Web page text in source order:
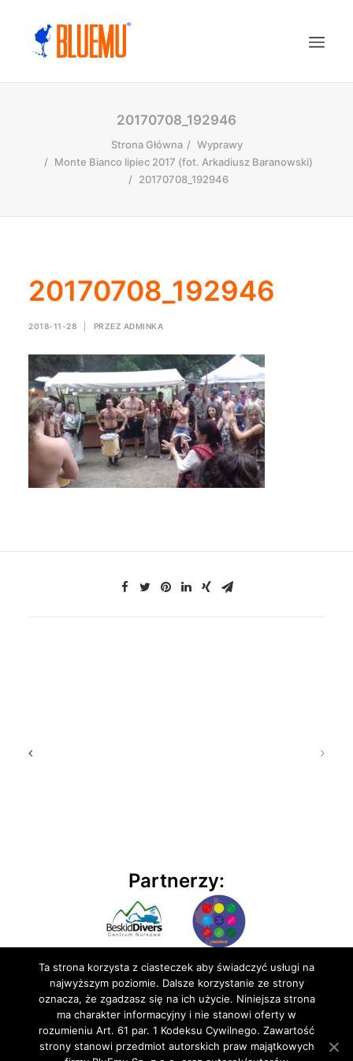
20170708_192946
Strona Główna
Wyprawy
Monte Bianco lipiec 2017 (fot. Arkadiusz Baranowski)
20170708_192946
20170708_192946
2018-11-28 PRZEZ ADMINKA
Partnerzy:
© 2020 BluEmu sp. z o.o. Wszelkie prawa zastrzeżone
Ta strona korzysta z ciasteczek aby świadczyć usługi na
najwyższym poziomie. Dalsze korzystanie ze strony
oznacza, że zgadzasz się na ich użycie. Niniejsza strona
ma charakter informacyjny i nie stanowi oferty w
rozumieniu Art. 61 par. 1 Kodeksu Cywilnego. Zawartość
strony stanowi przedmiot autorskich praw majątkowych